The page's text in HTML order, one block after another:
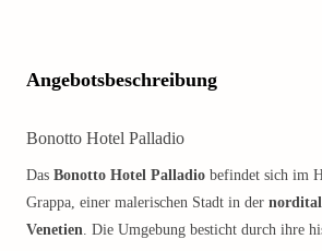
Angebotsbeschreibung
Bonotto Hotel Palladio
Das Bonotto Hotel Palladio befindet sich im
Grappa, einer malerischen Stadt in der
Venetien. Die Umgebung besticht durch ihre